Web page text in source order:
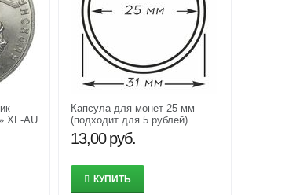
XF-AU
Капсула для монет 25 мм
(подходит для 5 рублей)
13,00 руб.
КУПИТЬ